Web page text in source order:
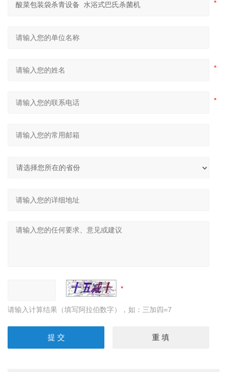
请输入计算结果（填写阿拉伯数字），如：三加四=7